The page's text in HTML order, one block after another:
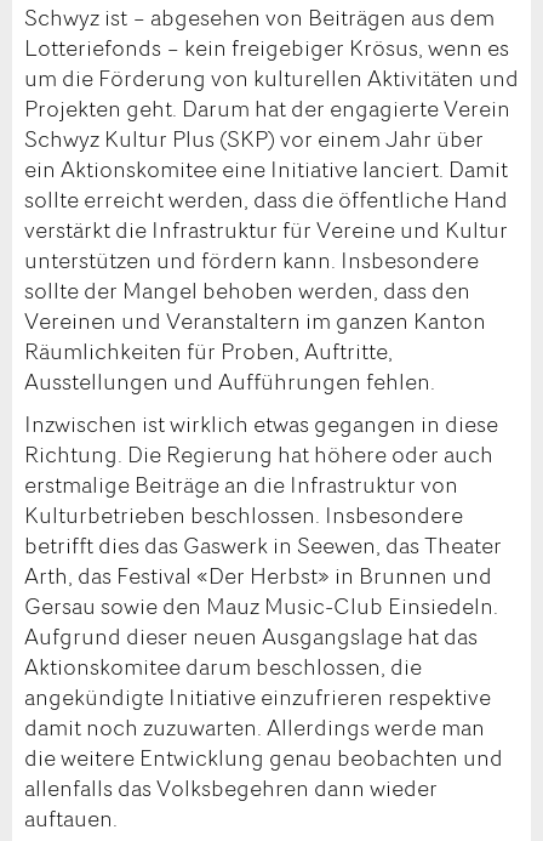
Schwyz ist – abgesehen von Beiträgen aus dem
Lotteriefonds – kein freigebiger Krösus, wenn es
um die Förderung von kulturellen Aktivitäten und
Projekten geht. Darum hat der engagierte Verein
Schwyz Kultur Plus (SKP) vor einem Jahr über
ein Aktionskomitee eine Initiative lanciert. Damit
sollte erreicht werden, dass die öffentliche Hand
verstärkt die Infrastruktur für Vereine und Kultur
unterstützen und fördern kann. Insbesondere
sollte der Mangel behoben werden, dass den
Vereinen und Veranstaltern im ganzen Kanton
Räumlichkeiten für Proben, Auftritte,
Ausstellungen und Aufführungen fehlen.
Inzwischen ist wirklich etwas gegangen in diese
Richtung. Die Regierung hat höhere oder auch
erstmalige Beiträge an die Infrastruktur von
Kulturbetrieben beschlossen. Insbesondere
betrifft dies das Gaswerk in Seewen, das Theater
Arth, das Festival «Der Herbst» in Brunnen und
Gersau sowie den Mauz Music-Club Einsiedeln.
Aufgrund dieser neuen Ausgangslage hat das
Aktionskomitee darum beschlossen, die
angekündigte Initiative einzufrieren respektive
damit noch zuzuwarten. Allerdings werde man
die weitere Entwicklung genau beobachten und
allenfalls das Volksbegehren dann wieder
auftauen.